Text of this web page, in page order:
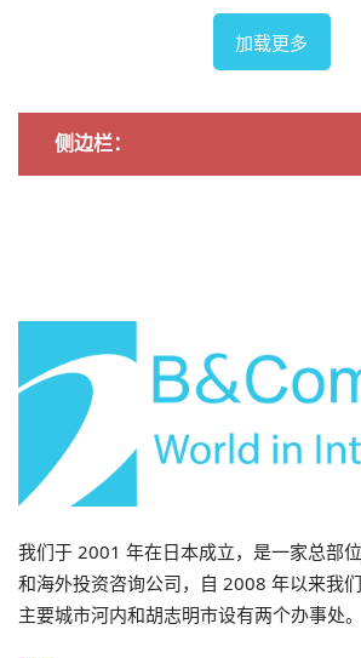
* 如需引用本文中的任何信息，请注明
B&公司
自2008年以来，我们是首家专注于越
公司。我们提供广泛的服务，包括行
如有任何疑问，请随时与我们联系。.
info@b-company.jp+ (84) 28 3910
B&Company发表的文章 Cafebiz报纸
封面照片：柿内株式会社（高知县）
加载更多
侧边栏：
我们于 2001 年在日本成立，是一家总部
和海外投资咨询公司，自 2008 年以来我
主要城市河内和胡志明市设有两个办事处。